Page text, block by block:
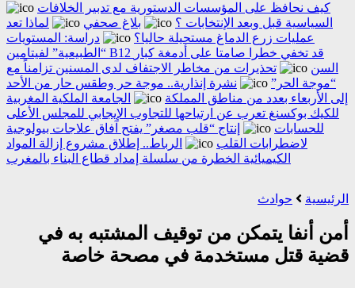
كيف نحافظ على المؤسسات الدستورية مع تدبير الخلافات
السياسية قبل وبعد الإنتخابات ؟
بلاغ صحفي
لماذا تعد
عمليات زرع الدماغ مستحيلة حاليا؟
دراسة: المستويات
“الطبيعية” لفيتامين B12 قد تخفي خطرا صامتا على أدمغة كبار
السن
تحذيرات من مخاطر الاجتفاف لدى المسنين تزامناً مع
“موجة الحر”
نشرة إنذارية.. موجة حر وطقس حار من الأحد
إلى الأربعاء بعدد من مناطق المملكة
الجامعة الملكية المغربية
للكيك بوكسنغ تعرب عن ارتياحها للتجاوب الإيجابي للمجلس الأعلى
للحسابات
إنتاج “قلب مصغر” يفتح آفاق علاجات بيولوجية
لاضطرابات القلب
الرباط.. إطلاق مشروع إزالة المواد
الكيميائية الخطرة من سلسلة إمداد قطاع البناء بالمغرب
الرئيسية حوادث
أمن أنفا يتمكن من توقيف المشتبه به في
قضية قتل مستخدمة في مصحة خاصة